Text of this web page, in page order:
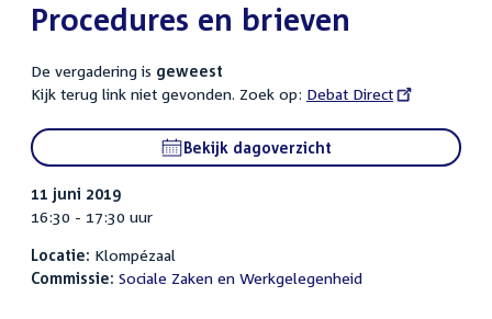
:Procedures en brieven
De vergadering is geweest
Kijk terug link niet gevonden. Zoek op: External
Debat Direct
Bekijk dagoverzicht
11 juni 2019
16:30 - 17:30 uur
Locatie: Klompézaal
Commissie: Sociale Zaken en Werkgelegenheid